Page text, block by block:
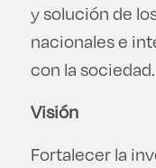
y solución de
nacionales e
con la sociedad.
Visión
Fortalecer la